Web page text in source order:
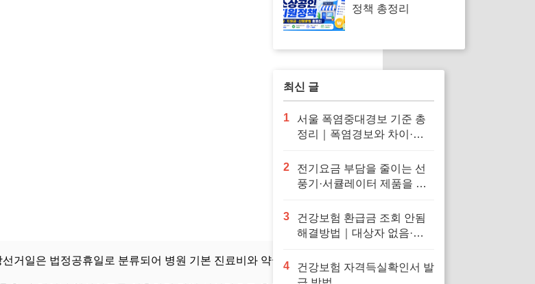
거일은 법정공휴일로 분류되어 병원 기본 진료비와 약국 조제료에 30%
정책 총정리
최신 글
1
서울 폭염중대경보 기준 총
정리｜폭염경보와 차이·행
2
전기요금 부담을 줄이는 선
풍기·서큘레이터 제품을 확
3
건강보험 환급금 조회 안됨
해결방법｜대상자 없음·신
4
건강보험 자격득실확인서 발